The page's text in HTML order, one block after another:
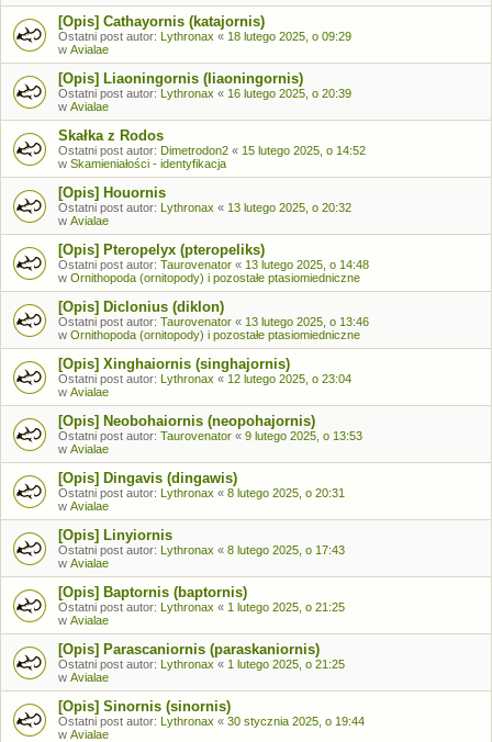
[Opis] Cathayornis (katajornis)
Ostatni post autor: Lythronax « 18 lutego 2025, o 09:29
w Avialae
[Opis] Liaoningornis (liaoningornis)
Ostatni post autor: Lythronax « 16 lutego 2025, o 20:39
w Avialae
Skałka z Rodos
Ostatni post autor: Dimetrodon2 « 15 lutego 2025, o 14:52
w Skamieniałości - identyfikacja
[Opis] Houornis
Ostatni post autor: Lythronax « 13 lutego 2025, o 20:32
w Avialae
[Opis] Pteropelyx (pteropeliks)
Ostatni post autor: Taurovenator « 13 lutego 2025, o 14:48
w Ornithopoda (ornitopody) i pozostałe ptasiomiedniczne
[Opis] Diclonius (diklon)
Ostatni post autor: Taurovenator « 13 lutego 2025, o 13:46
w Ornithopoda (ornitopody) i pozostałe ptasiomiedniczne
[Opis] Xinghaiornis (singhajornis)
Ostatni post autor: Lythronax « 12 lutego 2025, o 23:04
w Avialae
[Opis] Neobohaiornis (neopohajornis)
Ostatni post autor: Taurovenator « 9 lutego 2025, o 13:53
w Avialae
[Opis] Dingavis (dingawis)
Ostatni post autor: Lythronax « 8 lutego 2025, o 20:31
w Avialae
[Opis] Linyiornis
Ostatni post autor: Lythronax « 8 lutego 2025, o 17:43
w Avialae
[Opis] Baptornis (baptornis)
Ostatni post autor: Lythronax « 1 lutego 2025, o 21:25
w Avialae
[Opis] Parascaniornis (paraskaniornis)
Ostatni post autor: Lythronax « 1 lutego 2025, o 21:25
w Avialae
[Opis] Sinornis (sinornis)
Ostatni post autor: Lythronax « 30 stycznia 2025, o 19:44
w Avialae